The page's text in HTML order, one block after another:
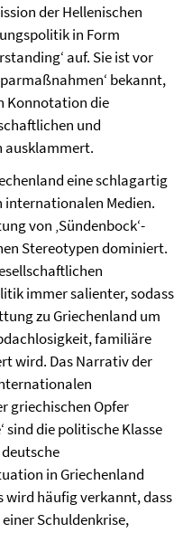
der Hellenischen
in Form
auf. Sie ist vor
bekannt,
Konnotation die
und
ausklammert.
eine schlagartig
Medien.
von ‚Sündenbock‘-
Stereotypen dominiert.
immer salienter, sodass
zu Griechenland um
familiäre
wird. Das Narrativ der
griechischen Opfer
sind die politische Klasse
in Griechenland
wird häufig verkannt, dass
Schuldenkrise,